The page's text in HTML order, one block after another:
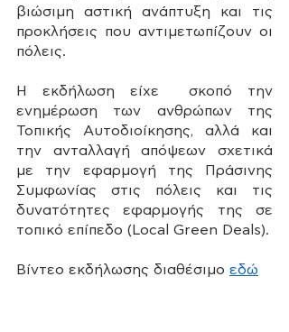
βιώσιμη αστική ανάπτυξη και τις
προκλήσεις που αντιμετωπίζουν οι
πόλεις.
Η εκδήλωση είχε  σκοπό την
ενημέρωση των ανθρώπων της
Τοπικής Αυτοδιοίκησης, αλλά και
την ανταλλαγή απόψεων σχετικά
με την εφαρμογή της Πράσινης
Συμφωνίας στις πόλεις και τις
δυνατότητες εφαρμογής της σε
Βίντεο εκδήλωσης διαθέσιμο εδώ